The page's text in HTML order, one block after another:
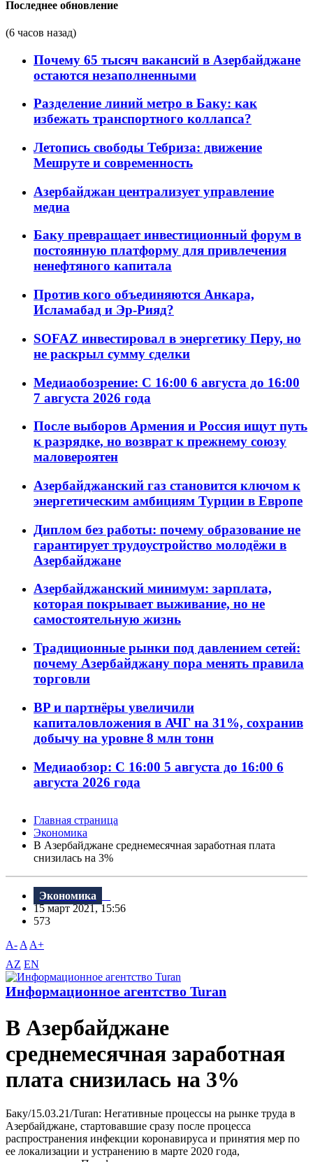
Последнее обновление
(6 часов назад)
Почему 65 тысяч вакансий в Азербайджане
остаются незаполненными
Разделение линий метро в Баку: как
избежать транспортного коллапса?
Летопись свободы Тебриза: движение
Мешруте и современность
Азербайджан централизует управление
медиа
Баку превращает инвестиционный форум в
постоянную платформу для привлечения
ненефтяного капитала
Против кого объединяются Анкара,
Исламабад и Эр-Рияд?
SOFAZ инвестировал в энергетику Перу, но
не раскрыл сумму сделки
Медиаобозрение: С 16:00 6 августа до 16:00
7 августа 2026 года
После выборов Армения и Россия ищут путь
к разрядке, но возврат к прежнему союзу
маловероятен
Азербайджанский газ становится ключом к
энергетическим амбициям Турции в Европе
Диплом без работы: почему образование не
гарантирует трудоустройство молодёжи в
Азербайджане
Азербайджанский минимум: зарплата,
которая покрывает выживание, но не
самостоятельную жизнь
Традиционные рынки под давлением сетей:
почему Азербайджану пора менять правила
торговли
BP и партнёры увеличили
капиталовложения в АЧГ на 31%, сохранив
добычу на уровне 8 млн тонн
Медиаобзор: С 16:00 5 августа до 16:00 6
августа 2026 года
Главная страница
Экономика
В Азербайджане среднемесячная заработная плата
снизилась на 3%
Экономика
15 март 2021, 15:56
573
A- A A+
AZ EN
Информационное агентство Turan
В Азербайджане
среднемесячная заработная
плата снизилась на 3%
Баку/15.03.21/Turan: Негативные процессы на рынке труда в
Азербайджане, стартовавшие сразу после процесса
распространения инфекции коронавируса и принятия мер по
ее локализации и устранению в марте 2020 года,